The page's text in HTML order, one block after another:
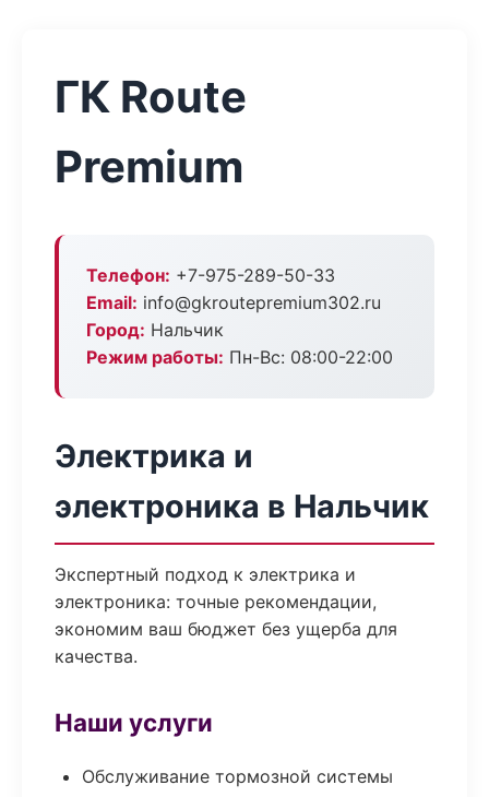
ГК Route
Premium
Телефон: +7-975-289-50-33
Email: info@gkroutepremium302.ru
Город: Нальчик
Режим работы: Пн-Вс: 08:00-22:00
Электрика и
электроника в Нальчик
Экспертный подход к электрика и
электроника: точные рекомендации,
экономим ваш бюджет без ущерба для
качества.
Наши услуги
Обслуживание тормозной системы